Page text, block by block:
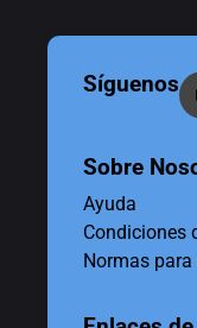
Síguenos
Sobre
Ayuda
Condiciones
Normas para